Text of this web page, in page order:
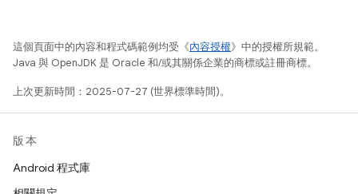
這個頁面中的內容和程式碼範例均受《內容授權》中的授權所規範。
Java 與 OpenJDK 是 Oracle 和/或其關係企業的商標或註冊商標。
上次更新時間：2025-07-27 (世界標準時間)。
版本
Android 程式庫